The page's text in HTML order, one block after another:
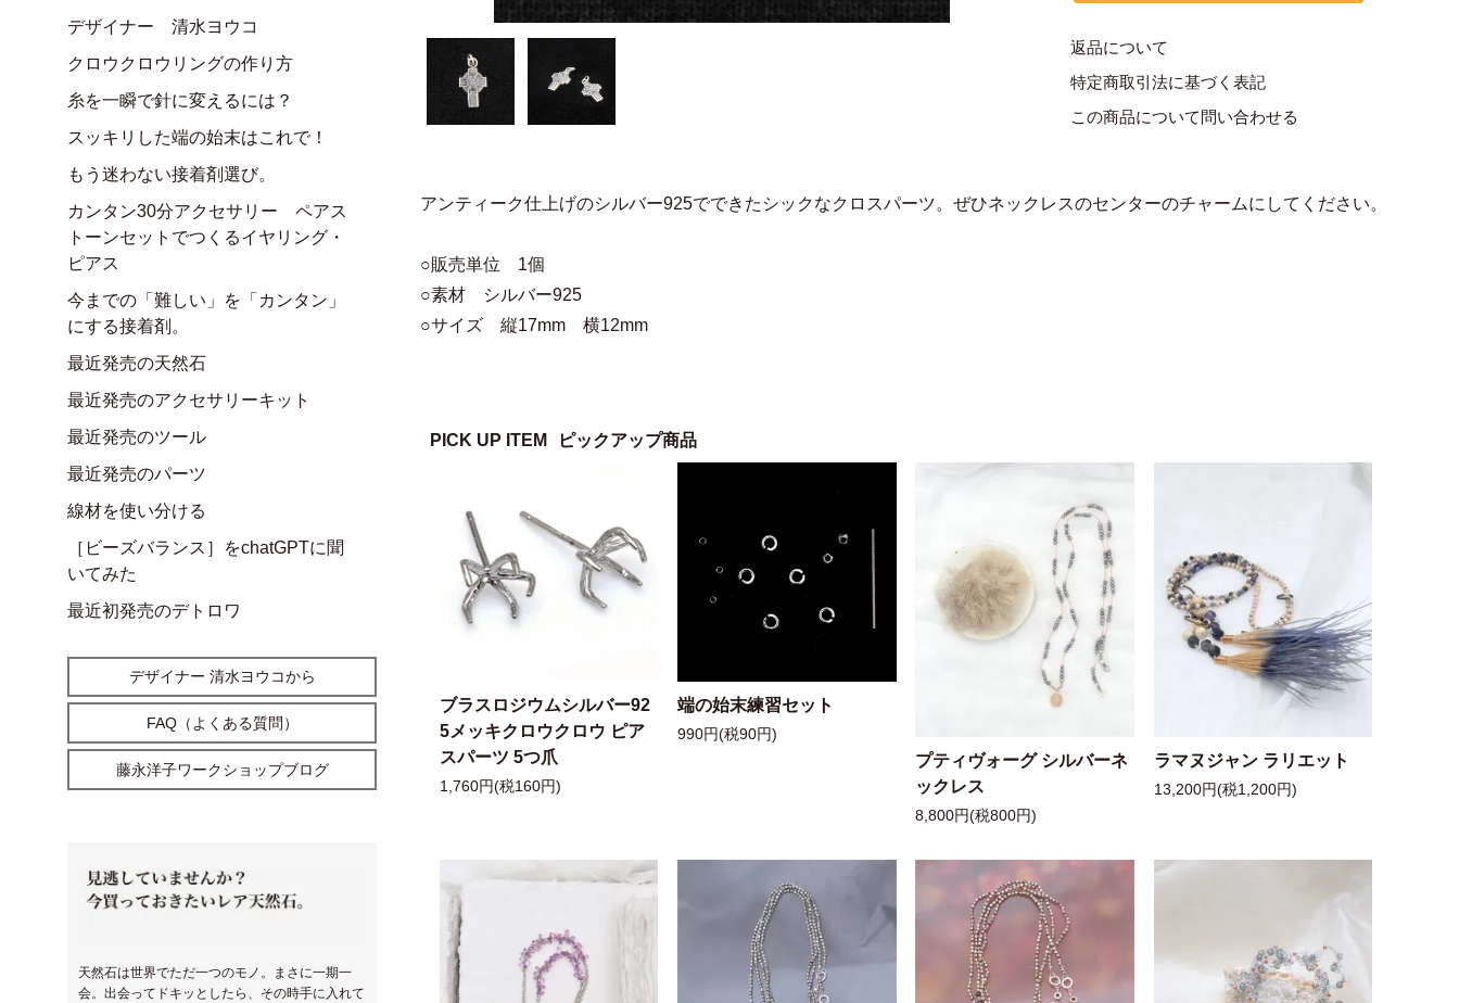
返品について
特定商取引法に基づく表記
この商品について問い合わせる
アンティーク仕上げのシルバー925でできたシックなクロスパーツ。ぜひネックレスのセンターのチャームにしてください。
○販売単位 1個
○素材 シルバー925
○サイズ 縦17mm 横12mm
PICK UP ITEM ピックアップ商品
ブラスロジウムシルバー92
5メッキクロウクロウ ピア
スパーツ 5つ爪
1,760円(税160円)
端の始末練習セット
990円(税90円)
プティヴォーグ シルバーネ
ックレス
8,800円(税800円)
ラマヌジャン ラリエット
13,200円(税1,200円)
デザイナー 清水ヨウコ
クロウクロウリングの作り方
糸を一瞬で針に変えるには？
スッキリした端の始末はこれで！
もう迷わない接着剤選び。
カンタン30分アクセサリー ペアス
トーンセットでつくるイヤリング・
ピアス
今までの「難しい」を「カンタン」
にする接着剤。
最近発売の天然石
最近発売のアクセサリーキット
最近発売のツール
最近発売のパーツ
線材を使い分ける
［ビーズバランス］をchatGPTに聞
いてみた
最近初発売のデトロワ
デザイナー 清水ヨウコから
FAQ（よくある質問）
藤永洋子ワークショップブログ
天然石は世界でただ一つのモノ。まさに一期一
会。出会ってドキッとしたら、その時手に入れて